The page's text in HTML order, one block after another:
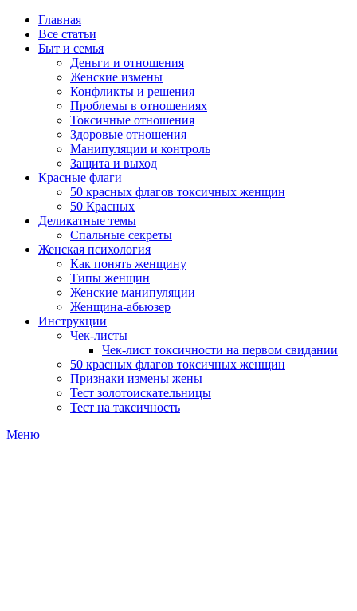
Главная
Все статьи
Быт и семья
Деньги и отношения
Женские измены
Конфликты и решения
Проблемы в отношениях
Токсичные отношения
Здоровые отношения
Манипуляции и контроль
Защита и выход
Красные флаги
50 красных флагов токсичных женщин
50 Красных
Деликатные темы
Спальные секреты
Женская психология
Как понять женщину
Типы женщин
Женские манипуляции
Женщина-абьюзер
Инструкции
Чек-листы
Чек-лист токсичности на первом свидании
50 красных флагов токсичных женщин
Признаки измены жены
Тест золотоискательницы
Тест на таксичность
Меню